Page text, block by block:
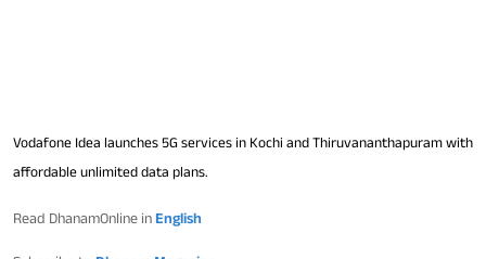
Vodafone Idea launches 5G services in Kochi and Thiruvananthapuram with
affordable unlimited data plans.
Read DhanamOnline in English